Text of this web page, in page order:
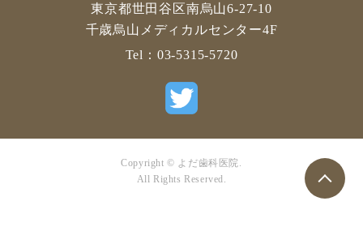
東京都世田谷区南烏山6-27-10
千歳烏山メディカルセンター4F
Tel： 03-5315-5720
Copyright © よだ歯科医院.
All Rights Reserved.